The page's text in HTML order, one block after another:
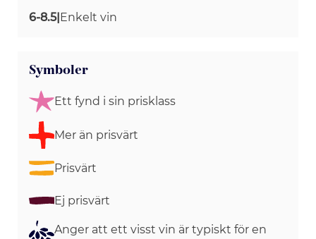
6-8.5|Enkelt vin
Symboler
Ett fynd i sin prisklass
Mer än prisvärt
Prisvärt
Ej prisvärt
Anger att ett visst vin är typiskt för en